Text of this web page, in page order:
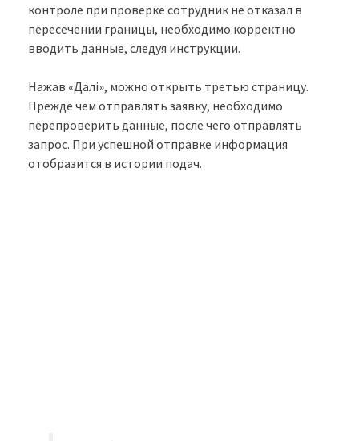
контроле при проверке сотрудник не отказал в
пересечении границы, необходимо корректно
вводить данные, следуя инструкции.
Нажав «Далі», можно открыть третью страницу.
Прежде чем отправлять заявку, необходимо
перепроверить данные, после чего отправлять
запрос. При успешной отправке информация
отобразится в истории подач.